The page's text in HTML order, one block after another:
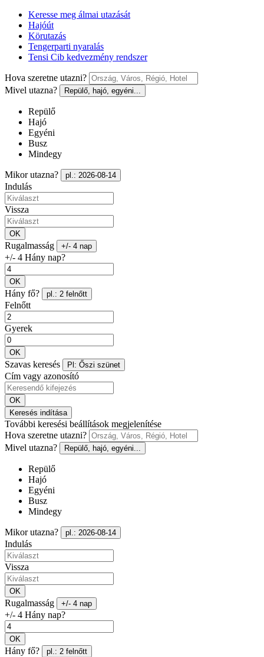
Keresse meg álmai utazását
Hajóút
Körutazás
Tengerparti nyaralás
Tensi Cib kedvezmény rendszer
Hova szeretne utazni?
Mivel utazna?
Repülő, hajó, egyéni...
Repülő
Hajó
Egyéni
Busz
Mindegy
Mikor utazna? pl.: 2026-08-14
Indulás
Vissza
OK
Rugalmasság +/- 4 nap
+/- 4 Hány nap?
OK
Hány fő? pl.: 2 felnőtt
Felnőtt
Gyerek
OK
Szavas keresés Pl: Őszi szünet
Cím vagy azonosító
OK
Keresés indítása
További keresési beállítások megjelenítése
Hova szeretne utazni?
Mivel utazna?
Repülő, hajó, egyéni...
Repülő
Hajó
Egyéni
Busz
Mindegy
Mikor utazna? pl.: 2026-08-14
Indulás
Vissza
OK
Rugalmasság +/- 4 nap
+/- 4 Hány nap?
OK
Hány fő? pl.: 2 felnőtt